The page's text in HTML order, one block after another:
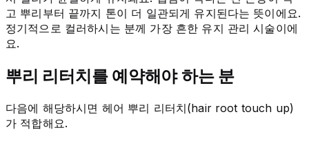
고 뿌리부터 끝까지 톤이 더 일관되게 유지된다는 뜻이에요.
정기적으로 컬러하시는 분께 가장 흔한 유지 관리 시술이에
요.
뿌리 리터치를 예약해야 하는 분
다음에 해당하시면 헤어 뿌리 리터치(hair root touch up)
가 적합해요.